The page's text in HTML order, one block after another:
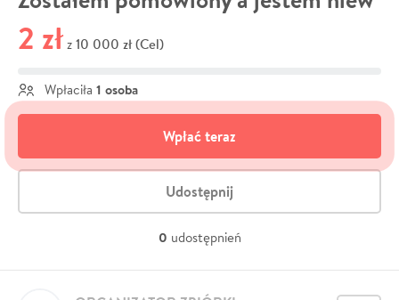
2 zł z 10 000 zł (Cel)
Wpłaciła 1 osoba
Wpłać teraz
Udostępnij
0 udostępnień